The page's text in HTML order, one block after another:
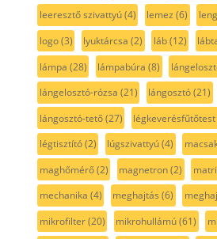
leeresztő szivattyú(4) lemez (6)
logo(3) lyuktárcsa (2) láb(12)
lámpa (28) lámpabúra (8)
lángelosztó-rózsa (21) lángosztó(21)
lángosztó-tető(27) légkeverésfűtőtest
légtisztító(2) lúgszivattyú(4)
maghőmérő(2) magnetron(2)
mechanika (4) meghajtás (6)
mikrofilter(20) mikrohullámú(61)